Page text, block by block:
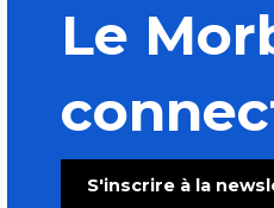
Le
S'inscrire à la